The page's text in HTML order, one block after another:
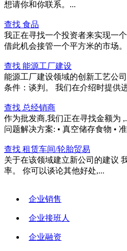
想请你和你联系。...
查找 食品
我正在寻找一个投资者来实现一
借此机会接管一个平方米的市场
查找 能源工厂建设
能源工厂建设领域的创新工艺公
条件：谈判。 我们在介绍时提供
查找 总经销商
作为批发商,我们正在寻找金额为
问题解决方案: • 真空储存食物 •
查找 租赁车间/轮胎贸易
关于在该领域建立新公司的建议
率。 你可以谈论其他好处,...
企业销售
企业接班人
企业融资